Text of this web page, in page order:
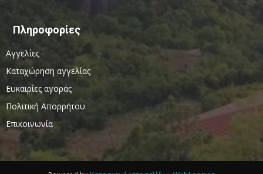
Πληροφορίες
Αγγελίες
Καταχώρηση αγγελίας
Ευκαιρίες αγοράς
Πολιτική Απορρήτου
Επικοινωνία